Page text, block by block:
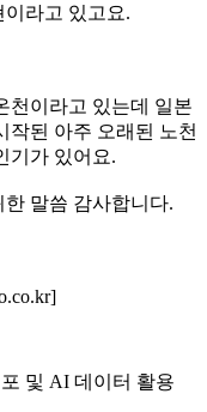
이라고 있고요.
천이라고 있는데 일본
작된 아주 오래된 노천
기가 있어요.
말씀 감사합니다.
및 AI 데이터 활용